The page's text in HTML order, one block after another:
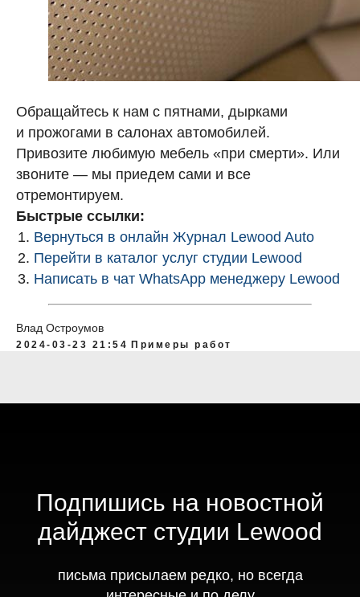
Обращайтесь к нам с пятнами, дырками
и прожогами в салонах автомобилей.
Привозите любимую мебель «при смерти». Или
звоните — мы приедем сами и все
отремонтируем.
Быстрые ссылки:
Вернуться в онлайн Журнал Lewood Auto
Перейти в каталог услуг студии Lewood
Написать в чат WhatsApp менеджеру Lewood
Влад Остроумов
2024-03-23 21:54 Примеры работ
Подпишись на новостной
дайджест студии Lewood
письма присылаем редко, но всегда